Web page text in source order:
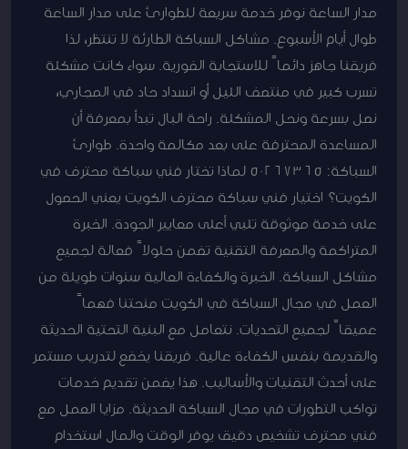
مدار الساعة نوفر خدمة سريعة للطوارئ على مدار الساعة
طوال أيام الأسبوع. مشاكل السباكة الطارئة لا تنتظر، لذا
فريقنا جاهز دائماً للاستجابة الفورية. سواء كانت مشكلة
تسرب كبير في منتصف الليل أو انسداد حاد في المجاري،
نصل بسرعة ونحل المشكلة. راحة البال تبدأ بمعرفة أن
المساعدة المحترفة على بعد مكالمة واحدة. طوارئ
السباكة: 50267365 لماذا تختار فني سباكة محترف في
الكويت؟ اختيار فني سباكة محترف الكويت يعني الحصول
على خدمة موثوقة تلبي أعلى معايير الجودة. الخبرة
المتراكمة والمعرفة التقنية تضمن حلولاً فعالة لجميع
مشاكل السباكة. الخبرة والكفاءة العالية سنوات طويلة من
العمل في مجال السباكة في الكويت منحتنا فهماً
عميقاً لجميع التحديات. نتعامل مع البنية التحتية الحديثة
والقديمة بنفس الكفاءة عالية. فريقنا يخضع لتدريب مستمر
على أحدث التقنيات والأساليب. هذا يضمن تقديم خدمات
تواكب التطورات في مجال السباكة الحديثة. مزايا العمل مع
فني محترف تشخيص دقيق يوفر الوقت والمال استخدام